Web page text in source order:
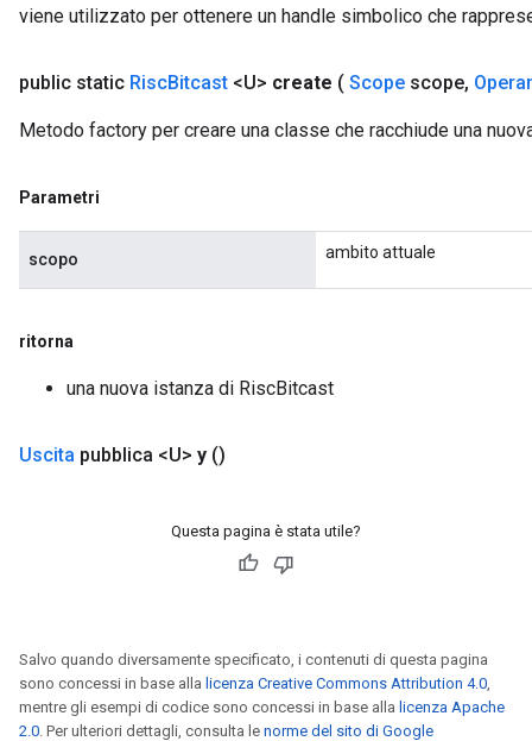
viene utilizzato per ottenere un handle simbolico che
public static RiscBitcast <U> create ( Scope scope,
Metodo factory per creare una classe che racchiude una
Parametri
scopo ambito attuale
ritorna
una nuova istanza di RiscBitcast
Uscita pubblica <U> y ()
Questa pagina è stata utile?
Salvo quando diversamente specificato, i contenuti di questa pagina
sono concessi in base alla licenza Creative Commons Attribution 4.0,
mentre gli esempi di codice sono concessi in base alla licenza Apache
2.0. Per ulteriori dettagli, consulta le norme del sito di Google